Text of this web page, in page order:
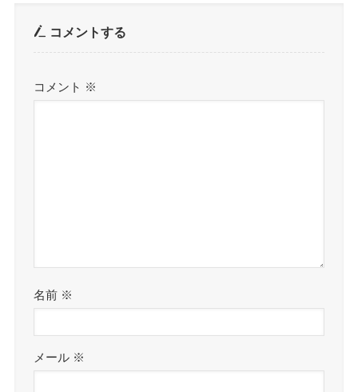
コメントする
コメント ※
名前 ※
メール ※